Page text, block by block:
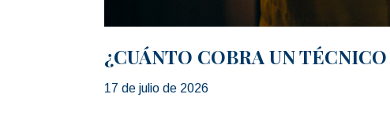
¿CUÁNTO COBRA UN
17 de julio de 2026